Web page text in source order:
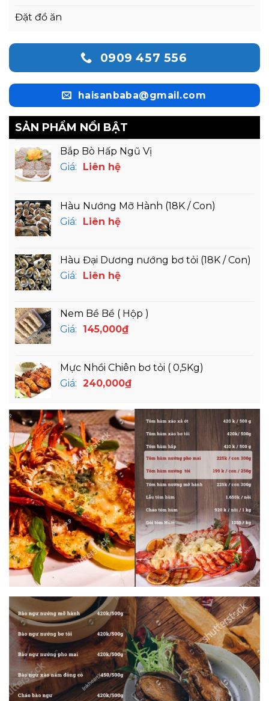
Đặt đồ ăn
0909 457 556
haisanbaba@gmail.com
SẢN PHẨM NỔI BẬT
Bắp Bò Hấp Ngũ Vị
Giá:
Liên hệ
Hàu Nướng Mỡ Hành (18K / Con)
Giá:
Liên hệ
Hàu Đại Dương nướng bơ tỏi (18K / Con)
Giá:
Liên hệ
Nem Bề Bề ( Hộp )
Giá:
145,000₫
Mực Nhồi Chiên bơ tỏi ( 0,5Kg)
Giá: 240,000₫